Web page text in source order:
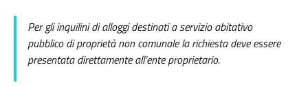
Per gli inquilini di alloggi destinati a servizio abitativo
pubblico di proprietà non comunale la richiesta deve essere
presentata direttamente all’ente proprietario.